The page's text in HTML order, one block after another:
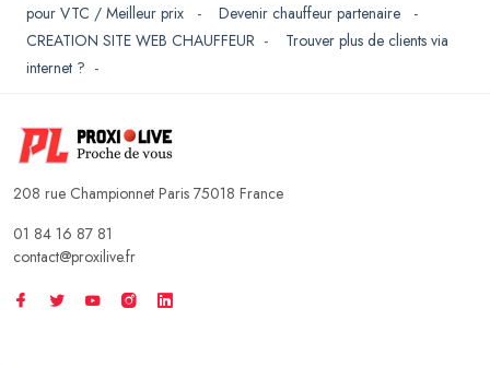
pour VTC / Meilleur prix
- Devenir chauffeur partenaire
-
CREATION SITE WEB CHAUFFEUR - Trouver plus de clients via
internet ? -
208 rue Championnet Paris 75018 France
01 84 16 87 81
contact@proxilive.fr